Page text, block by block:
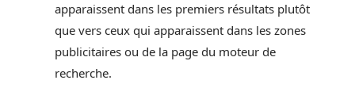
apparaissent dans les premiers résultats plutôt
que vers ceux qui apparaissent dans les zones
publicitaires ou de la page du moteur de
recherche.